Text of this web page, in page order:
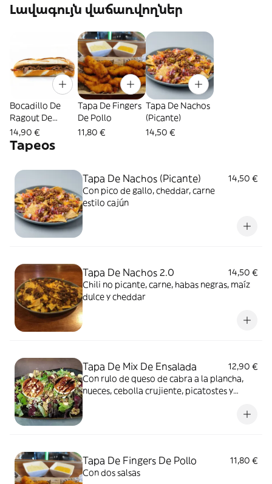
Լավագույն վաճառվողներ
Bocadillo De
Ragout De
Ternera Al Vino
Tinto
14,90 €
Tapa De Fingers
De Pollo
11,80 €
Tapa De Nachos
(Picante)
14,50 €
Tapeos
Tapa De Nachos (Picante)
14,50 €
Con pico de gallo, cheddar, carne
estilo cajún
Tapa De Nachos 2.0
14,50 €
Chili no picante, carne, habas negras, maíz
dulce y cheddar
Tapa De Mix De Ensalada
12,90 €
Con rulo de queso de cabra a la plancha,
nueces, cebolla crujiente, picatostes y
Tapa De Fingers De Pollo
11,80 €
Con dos salsas